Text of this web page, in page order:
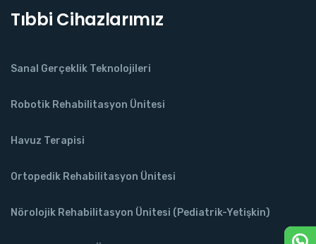
Tıbbi Cihazlarımız
Sanal Gerçeklik Teknolojileri
Robotik Rehabilitasyon Ünitesi
Havuz Terapisi
Ortopedik Rehabilitasyon Ünitesi
Nörolojik Rehabilitasyon Ünitesi (Pediatrik-Yetişkin)